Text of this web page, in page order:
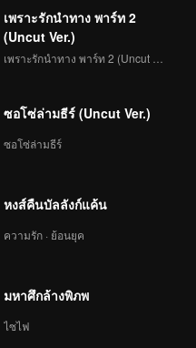
เพราะรักนำทาง พาร์ท 2
(Uncut Ver.)
ซอโซ่ล่ามธีร์ (Uncut Ver.)
ซอโซ่ล่ามธีร์
หงส์คืนบัลลังก์แค้น
ความรัก · ย้อนยุค
มหาศึกล้างพิภพ
ไซไฟ